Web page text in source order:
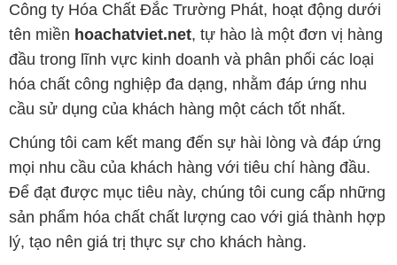
Công ty Hóa Chất Đắc Trường Phát, hoạt động dưới
tên miền hoachatviet.net, tự hào là một đơn vị hàng
đầu trong lĩnh vực kinh doanh và phân phối các loại
hóa chất công nghiệp đa dạng, nhằm đáp ứng nhu
cầu sử dụng của khách hàng một cách tốt nhất.
Chúng tôi cam kết mang đến sự hài lòng và đáp ứng
mọi nhu cầu của khách hàng với tiêu chí hàng đầu.
Để đạt được mục tiêu này, chúng tôi cung cấp những
sản phẩm hóa chất chất lượng cao với giá thành hợp
lý, tạo nên giá trị thực sự cho khách hàng.